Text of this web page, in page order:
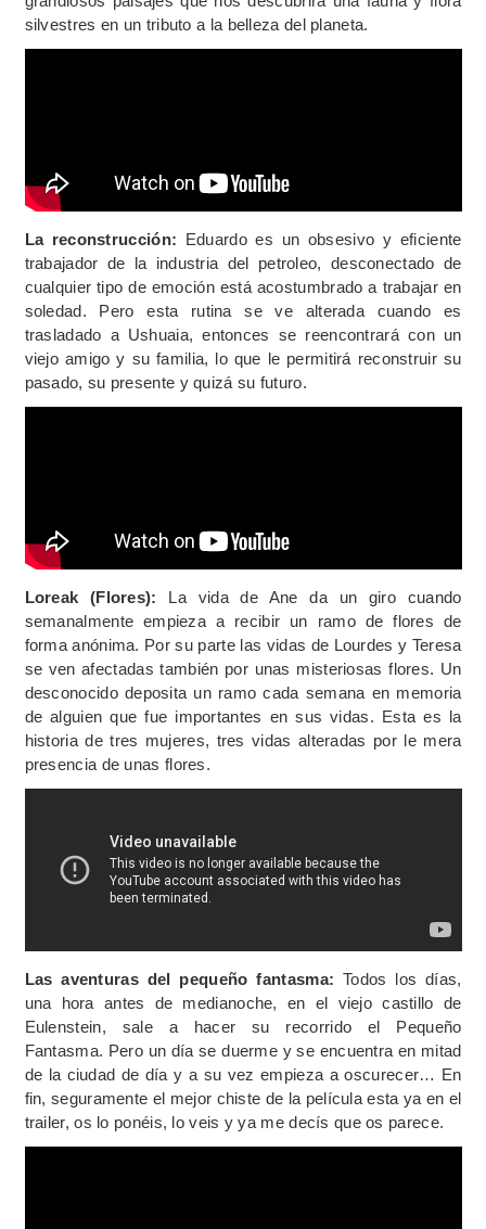
silvestres en un tributo a la belleza del planeta.
La reconstrucción: Eduardo es un obsesivo y eficiente
trabajador de la industria del petroleo, desconectado de
cualquier tipo de emoción está acostumbrado a trabajar en
soledad. Pero esta rutina se ve alterada cuando es
trasladado a Ushuaia, entonces se reencontrará con un
viejo amigo y su familia, lo que le permitirá reconstruir su
pasado, su presente y quizá su futuro.
Loreak (Flores): La vida de Ane da un giro cuando
semanalmente empieza a recibir un ramo de flores de
forma anónima. Por su parte las vidas de Lourdes y Teresa
se ven afectadas también por unas misteriosas flores. Un
desconocido deposita un ramo cada semana en memoria
de alguien que fue importantes en sus vidas. Esta es la
historia de tres mujeres, tres vidas alteradas por le mera
presencia de unas flores.
Las aventuras del pequeño fantasma: Todos los días,
una hora antes de medianoche, en el viejo castillo de
Eulenstein, sale a hacer su recorrido el Pequeño
Fantasma. Pero un día se duerme y se encuentra en mitad
de la ciudad de día y a su vez empieza a oscurecer… En
fin, seguramente el mejor chiste de la película esta ya en el
trailer, os lo ponéis, lo veis y ya me decís que os parece.